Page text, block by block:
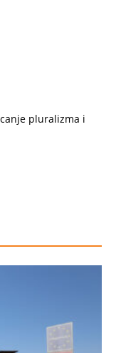
pluralizma i